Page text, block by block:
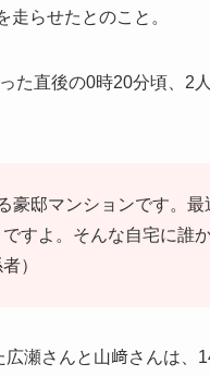
らせたとのこと。
た直後の0時20分頃、2
豪邸マンションです。
すよ。そんな自宅に誰
）
瀬さんと山﨑さんは、